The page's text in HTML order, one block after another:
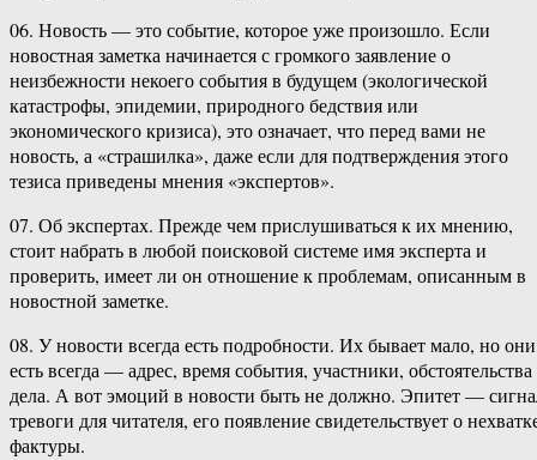
06. Новость — это событие, которое уже произошло. Если
новостная заметка начинается с громкого заявление о
неизбежности некоего события в будущем (экологической
катастрофы, эпидемии, природного бедствия или
экономического кризиса), это означает, что перед вами не
новость, а «страшилка», даже если для подтверждения этого
тезиса приведены мнения «экспертов».
07. Об экспертах. Прежде чем прислушиваться к их мнению,
стоит набрать в любой поисковой системе имя эксперта и
проверить, имеет ли он отношение к проблемам, описанным в
новостной заметке.
08. У новости всегда есть подробности. Их бывает мало, но они
есть всегда — адрес, время события, участники, обстоятельства
дела. А вот эмоций в новости быть не должно. Эпитет —
тревоги для читателя, его появление свидетельствует о
фактуры.